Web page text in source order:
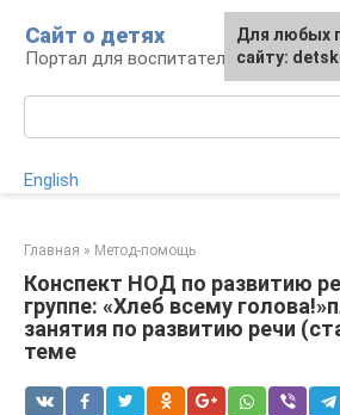
контенту
Сайт о детях
Портал для воспитателей и
English
Главная » Метод-помощь
Конспект НОД по развитию
группе: «Хлеб всему
занятия по развитию речи
теме
Для любых
сайту: